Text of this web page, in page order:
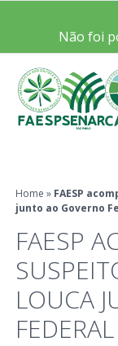
Não foi
Home » FAESP
junto ao Governo
FAESP
LOUCA
FEDERAL